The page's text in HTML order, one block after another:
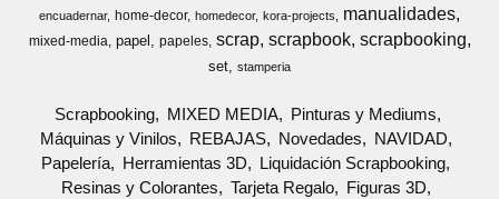
encuadernar
home-decor homedecor kora-projects manualidades
mixed-media papel papeles scrap scrapbook scrapbooking
set stamperia
Scrapbooking MIXED MEDIA
Pinturas y Mediums
Máquinas y Vinilos
REBAJAS Novedades
NAVIDAD
Papelería
Herramientas 3D
Liquidación Scrapbooking
Resinas y Colorantes
Tarjeta Regalo
Figuras 3D